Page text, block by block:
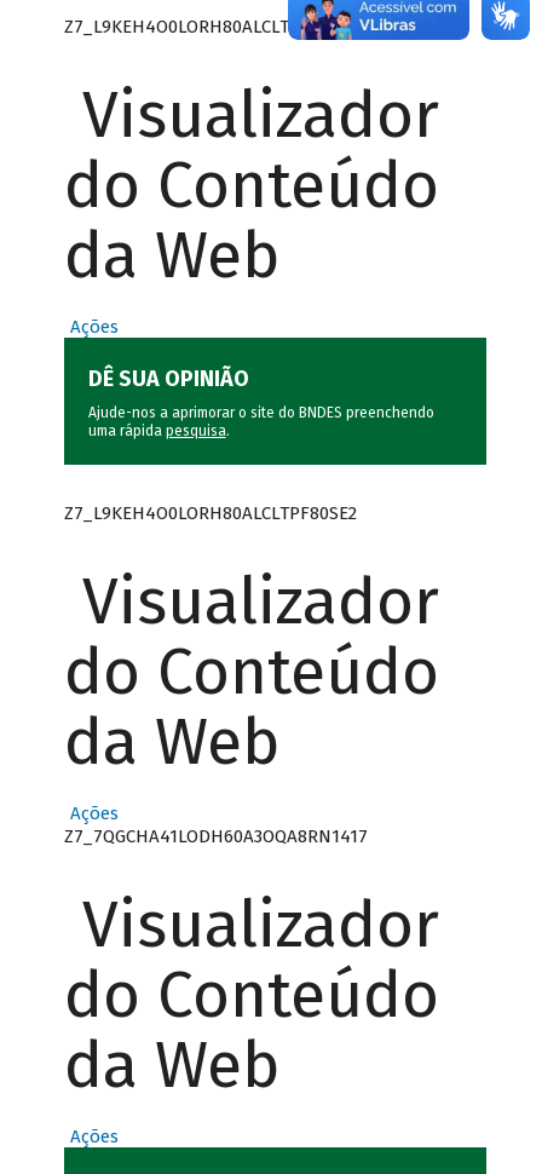
Z7_L9KEH4O0LORH80ALCLTPF80SE0
Visualizador
do Conteúdo
da Web
Ações
DÊ SUA OPINIÃO
Ajude-nos a aprimorar o site do BNDES preenchendo
uma rápida pesquisa.
Z7_L9KEH4O0LORH80ALCLTPF80SE2
Visualizador
do Conteúdo
da Web
Ações
Z7_7QGCHA41LODH60A3OQA8RN1417
Visualizador
do Conteúdo
da Web
Ações